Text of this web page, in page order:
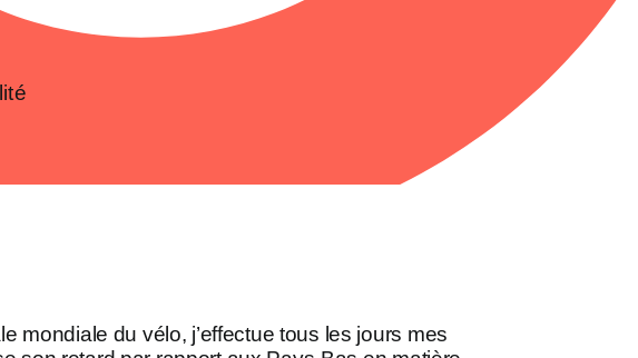
mondiale du vélo, j’effectue tous les jours mes